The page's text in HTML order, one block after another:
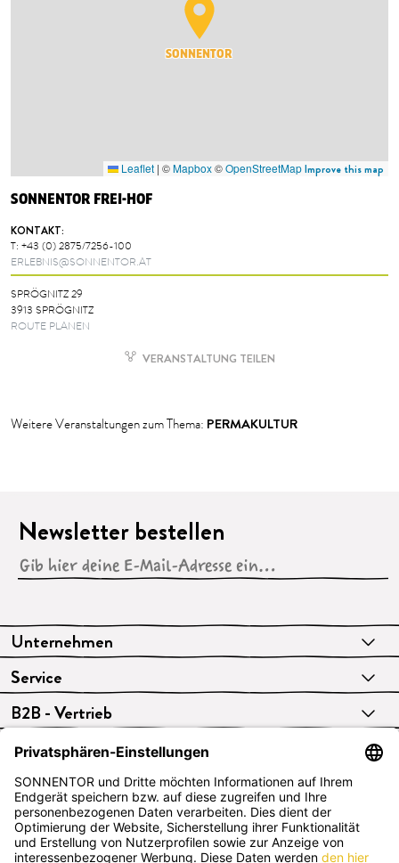
SONNENTOR FREI-HOF
KONTAKT:
T: +43 (0) 2875/7256-100
ERLEBNIS@SONNENTOR.AT
SPRÖGNITZ 29
3913 SPRÖGNITZ
ROUTE PLANEN
VERANSTALTUNG TEILEN
SONNENTOR
Leaflet | ©Mapbox©OpenStreetMapImprove this map
Weitere Veranstaltungen zum Thema: PERMAKULTUR
Unternehmen
Service
B2B - Vertrieb
Newsletter bestellen
Deutsch